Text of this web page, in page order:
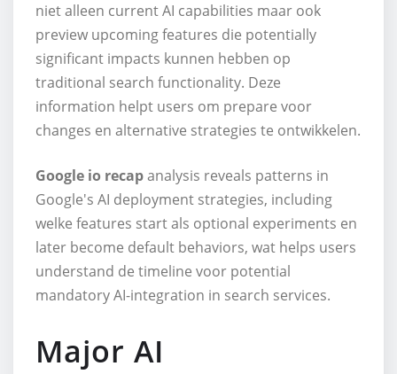
niet alleen current AI capabilities maar ook
preview upcoming features die potentially
significant impacts kunnen hebben op
traditional search functionality. Deze
information helpt users om prepare voor
changes en alternative strategies te ontwikkelen.
Google io recapanalysis reveals patterns in
Google's AI deployment strategies, including
welke features start als optional experiments en
later become default behaviors, wat helps users
understand de timeline voor potential
mandatory AI-integration in search services.
Major AI